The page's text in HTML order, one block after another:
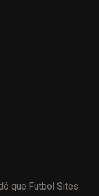
que Futbol Sites